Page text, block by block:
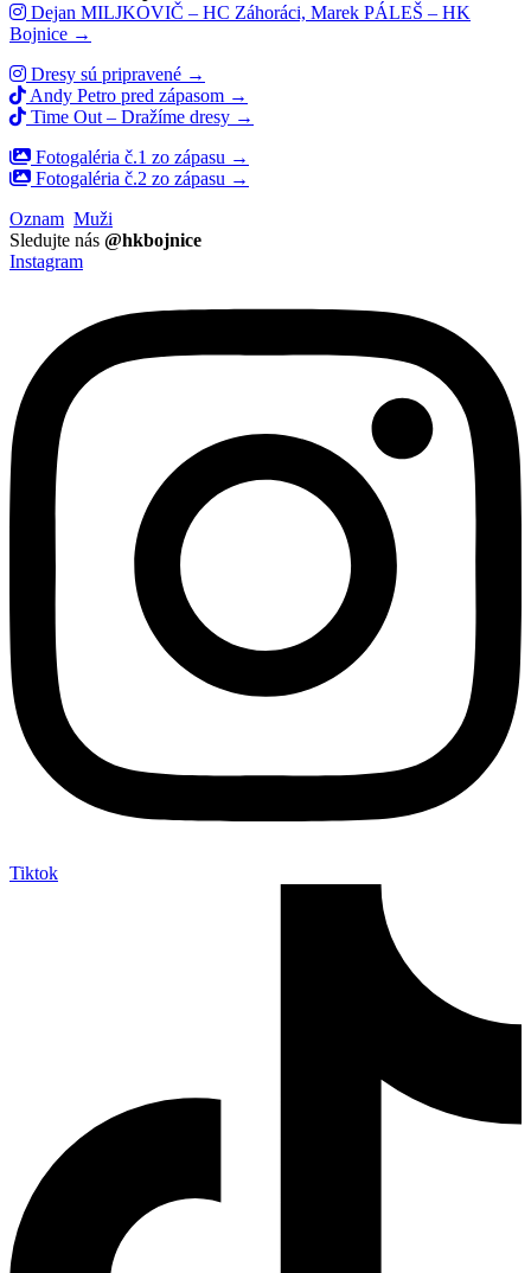
Dejan MILJKOVIČ – HC Záhoráci, Marek PÁLEŠ – HK
Bojnice →
Dresy sú pripravené →
Andy Petro pred zápasom →
Time Out – Dražíme dresy →
Fotogaléria č.1 zo zápasu →
Fotogaléria č.2 zo zápasu →
Oznam Muži
Sledujte nás @hkbojnice
Instagram
Tiktok